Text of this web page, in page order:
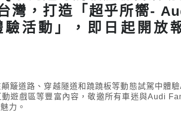
灣，打造「超乎所嚮-
活動」，即日起開放
簸道路、穿越隧道和蹺蹺板等動態試駕中體
遊戲區等豐富內容，敬邀所有車迷與Audi
力。